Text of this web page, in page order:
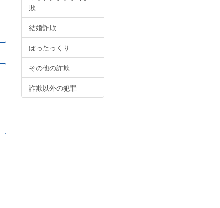
欺
結婚詐欺
ぼったっくり
その他の詐欺
詐欺以外の犯罪